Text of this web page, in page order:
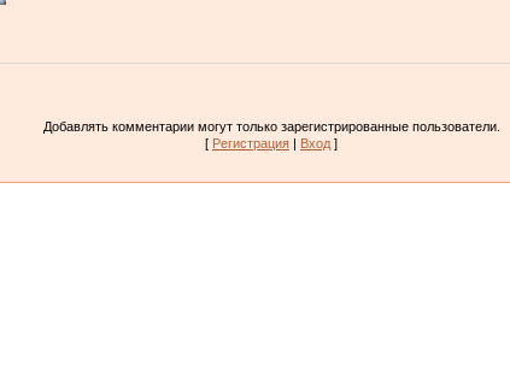
Добавлять комментарии могут только зарегистрированные пользователи.
[ Регистрация | Вход ]